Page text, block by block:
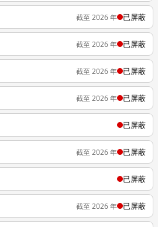
截至 2026 年 已屏蔽
截至 2026 年 已屏蔽
截至 2026 年 已屏蔽
截至 2026 年 已屏蔽
已屏蔽
截至 2026 年 已屏蔽
已屏蔽
截至 2026 年 已屏蔽